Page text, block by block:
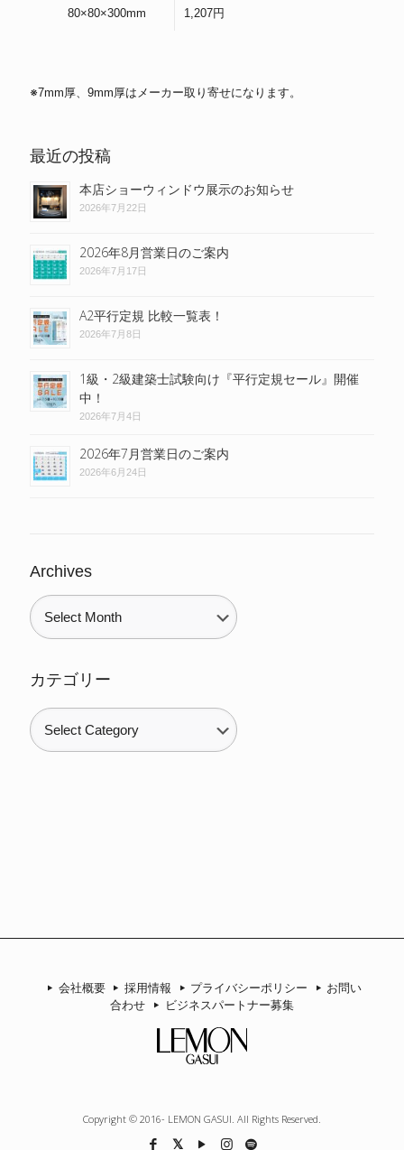
80×80×300mm 1,207円
※7mm厚、9mm厚はメーカー取り寄せになります。
最近の投稿
本店ショーウィンドウ展示のお知らせ
2026年7月22日
2026年8月営業日のご案内
2026年7月17日
A2平行定規 比較一覧表！
2026年7月8日
1級・2級建築士試験向け『平行定規セール』開催
中！
2026年7月4日
2026年7月営業日のご案内
2026年6月24日
Archives
カテゴリー
カ
テ
ゴ
会社概要 採用情報 プライバシーポリシー
お問い
合わせ
ビジネスパートナー募集
Copyright © 2016- LEMON GASUI. All Rights Reserved.